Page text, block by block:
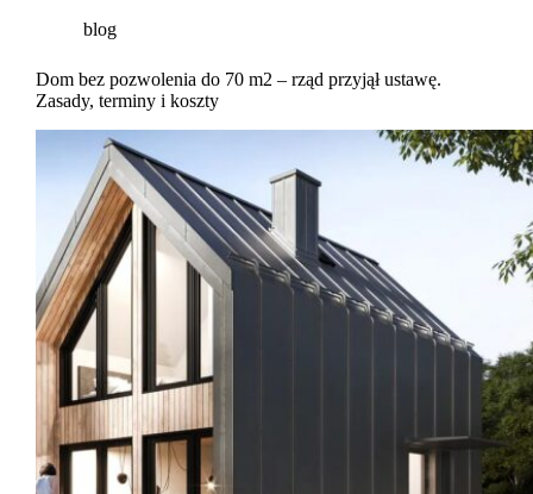
blog
Dom bez pozwolenia do 70 m2 – rząd przyjął ustawę.
Zasady, terminy i koszty